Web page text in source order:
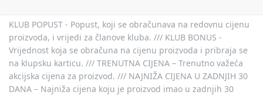
KLUB POPUST - Popust, koji se obračunava na redovnu cijenu
proizvoda, i vrijedi za članove kluba. /// KLUB BONUS -
Vrijednost koja se obračuna na cijenu proizvoda i pribraja se
na klupsku karticu. /// TRENUTNA CIJENA – Trenutno važeća
akcijska cijena za proizvod. /// NAJNIŽA CIJENA U ZADNJIH 30
DANA – Najniža cijena koju je proizvod imao u zadnjih 30